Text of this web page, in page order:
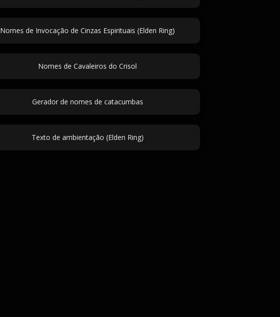
Nomes de Invocação de Cinzas Espirituais (Elden Ring)
Nomes de Cavaleiros do Crisol
Gerador de nomes de catacumbas
Texto de ambientação (Elden Ring)